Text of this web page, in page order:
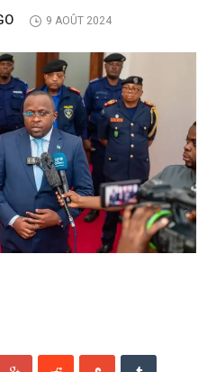
9 AOÛT 2024